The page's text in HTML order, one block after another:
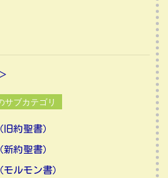
サブカテゴリ
約聖書）
約聖書）
ルモン書）